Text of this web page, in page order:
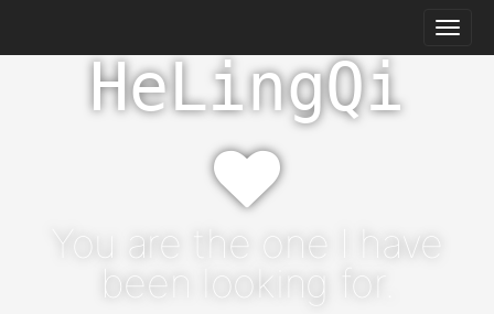
HeLingQi
You are the one I have
been looking for.